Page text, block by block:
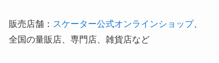
販売店舗： スケーター公式オンラインショップ、
全国の量販店、専門店、雑貨店など